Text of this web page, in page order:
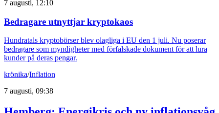
7 augusti, 12:10
Bedragare utnyttjar kryptokaos
Hundratals kryptobörser blev olagliga i EU den 1 juli. Nu poserar
bedragare som myndigheter med förfalskade dokument för att lura
kunder på deras pengar.
krönika/Inflation
7 augusti, 09:38